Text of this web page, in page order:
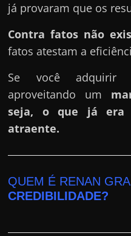
já provaram que os
Contra fatos não
fatos atestam a
Se você adquirir
aproveitando um
seja, o que já era
atraente.
QUEM É RENAN
CREDIBILIDADE?